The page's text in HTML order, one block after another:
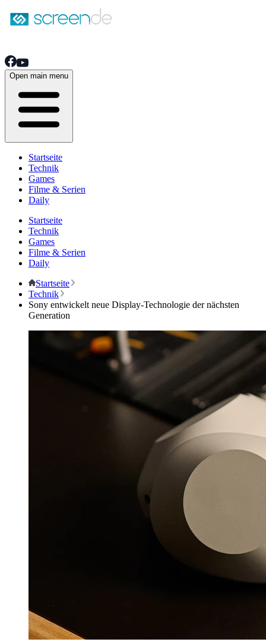
Open main menu
Startseite
Technik
Games
Filme & Serien
Daily
Startseite
Technik
Games
Filme & Serien
Daily
Startseite
Technik
Sony entwickelt neue Display-Technologie der nächsten
Generation